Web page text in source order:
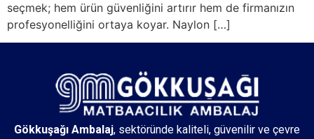
seçmek; hem ürün güvenliğini artırır hem de firmanızın
profesyonelliğini ortaya koyar. Naylon […]
Gökkuşağı Ambalaj, sektöründe kaliteli, güvenilir ve çevre